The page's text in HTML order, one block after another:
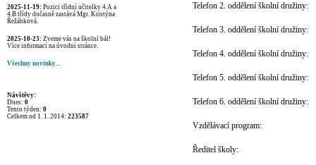
2025-11-19: Pozici třídní učitelky 4.A a
4.B třídy dočasně zastává Mgr. Kristýna
Řežábková.
2025-10-23: Zveme vás na školní bál!
Více informací na úvodní stránce.
Všechny novinky...
Návštěvy:
Dnes: 0
Tento týden: 0
Celkem od 1. 1. 2014: 223587
Telefon 2. oddělení školní družiny:
Telefon 3. oddělení školní družiny:
Telefon 4. oddělení školní družiny:
Telefon 5. oddělení školní družiny:
Telefon 6. oddělení školní družiny:
Vzdělávací program:
Ředitel školy: